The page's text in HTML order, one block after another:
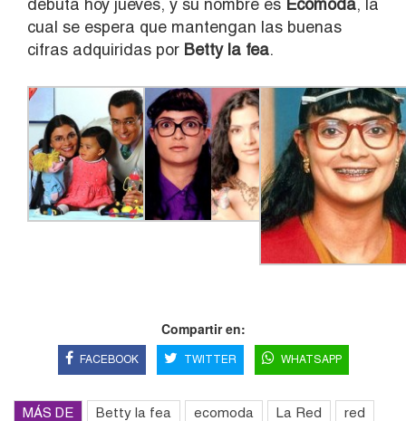
debuta hoy jueves, y su nombre es Ecomoda, la
cual se espera que mantengan las buenas
cifras adquiridas por Betty la fea.
Compartir en:
FACEBOOK TWITTER WHATSAPP
MÁS DE Betty la fea ecomoda La Red red